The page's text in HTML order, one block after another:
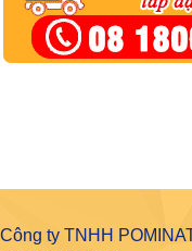
Công ty TNHH